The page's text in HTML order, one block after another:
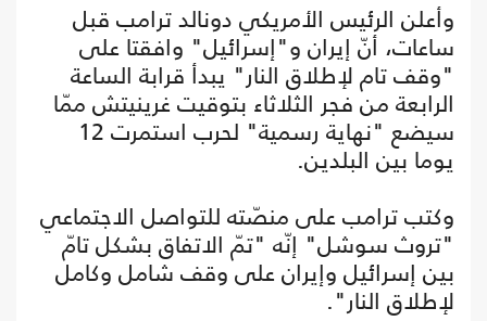
وأعلن الرئيس الأمريكي دونالد ترامب قبل
ساعات، أنّ إيران و"إسرائيل" وافقتا على
"وقف تام لإطلاق النار" يبدأ قرابة الساعة
الرابعة من فجر الثلاثاء بتوقيت غرينيتش ممّا
سيضع "نهاية رسمية" لحرب استمرت 12
يوما بين البلدين.
وكتب ترامب على منصّته للتواصل الاجتماعي
"تروث سوشل" إنّه "تمّ الاتفاق بشكل تامّ
بين إسرائيل وإيران على وقف شامل وكامل
لإطلاق النار".